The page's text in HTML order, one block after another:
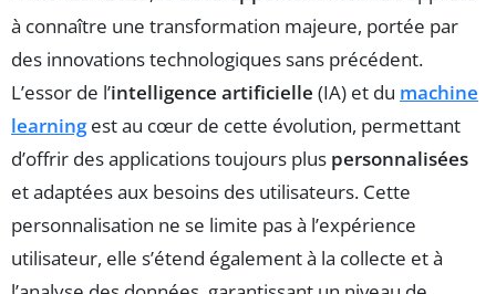
à connaître une transformation majeure, portée par
des innovations technologiques sans précédent.
L’essor de l’intelligence artificielle (IA) et du machine
learningest au cœur de cette évolution, permettant
d’offrir des applications toujours plus personnalisées
et adaptées aux besoins des utilisateurs. Cette
personnalisation ne se limite pas à l’expérience
utilisateur, elle s’étend également à la collecte et à